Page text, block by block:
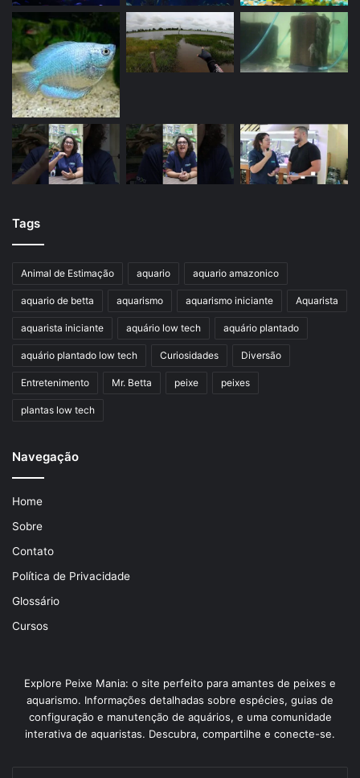
Tags
Animal de Estimação aquario aquario amazonico
aquario de betta aquarismo aquarismo iniciante Aquarista
aquarista iniciante aquário low tech aquário plantado
aquário plantado low tech Curiosidades Diversão
Entretenimento Mr. Betta peixe peixes
plantas low tech
Navegação
Home
Sobre
Contato
Política de Privacidade
Glossário
Cursos
Explore Peixe Mania: o site perfeito para amantes de peixes e
aquarismo. Informações detalhadas sobre espécies, guias de
configuração e manutenção de aquários, e uma comunidade
interativa de aquaristas. Descubra, compartilhe e conecte-se.